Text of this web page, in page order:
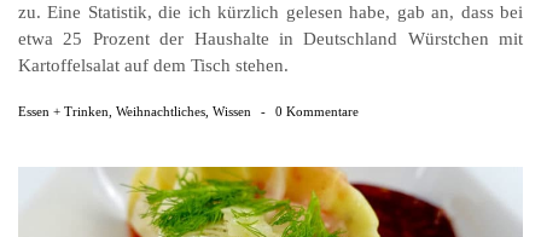
zu. Eine Statistik, die ich kürzlich gelesen habe, gab an, dass bei
etwa 25 Prozent der Haushalte in Deutschland Würstchen mit
Kartoffelsalat auf dem Tisch stehen.
Essen + Trinken Weihnachtliches Wissen - 0 Kommentare